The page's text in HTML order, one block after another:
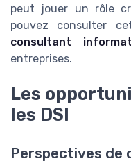
peut jouer un rôle
pouvez consulter
consultant
entreprises.
Les
les DSI
Perspectives de